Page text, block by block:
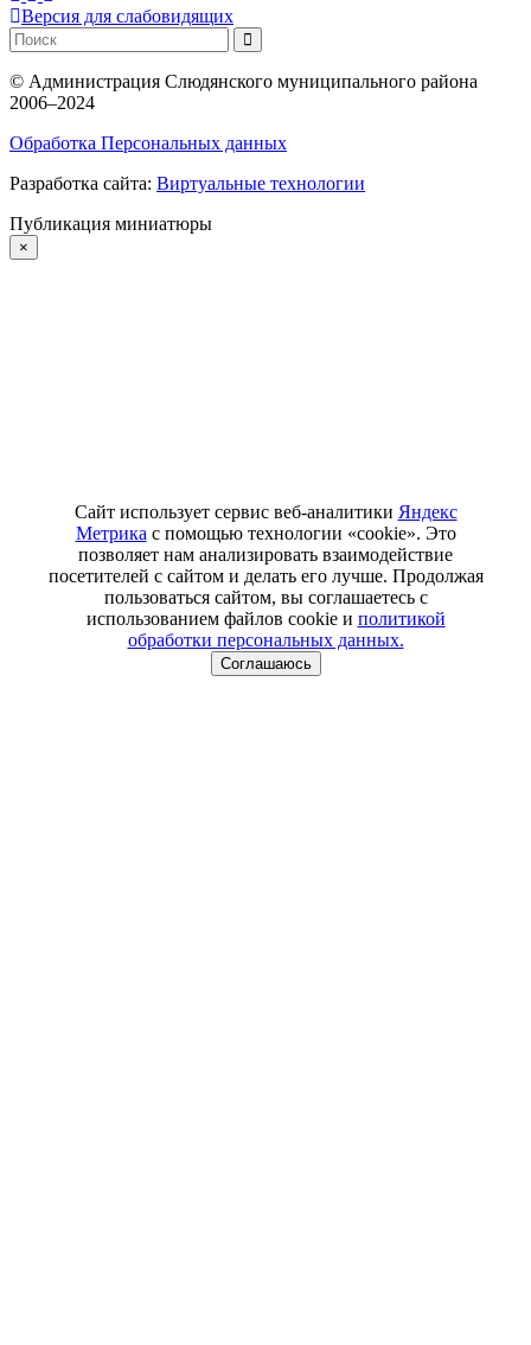
Версия для слабовидящих
© Администрация Слюдянского муниципального района
2006–2024
Обработка Персональных данных
Разработка сайта: Виртуальные технологии
Публикация миниатюры
×
Сайт использует сервис веб-аналитики Яндекс
Метрика с помощью технологии «cookie». Это
позволяет нам анализировать взаимодействие
посетителей с сайтом и делать его лучше. Продолжая
пользоваться сайтом, вы соглашаетесь с
использованием файлов cookie и политикой
обработки персональных данных.
Соглашаюсь